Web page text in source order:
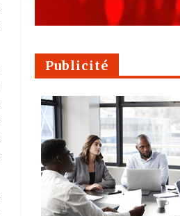
Publicité